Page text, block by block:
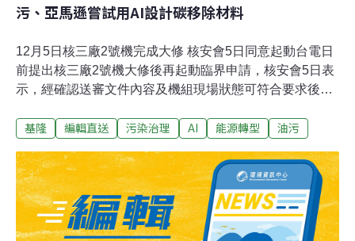
污、亞馬遜嘗試用AI設計碳移除材料
12月5日核三廠2號機完成大修 核安會5日同意起動台電日
前提出核三廠2號機大修後再起動臨界申請，核安會5日表
示，經確認送審文件內容及機組現場狀態可符合要求後，
機組臨界及併聯前相關測試，並於完成後提出併聯申請。
年吸1.5噸國立中山大學碳索實驗室攜手高市府，5日在旗
津海水浴場種下60棵耐鹽可可椰子樹，開創沙灘地吸碳先
例，未來每棵椰樹預計每年可吸收約25公斤二氧化碳，總
年吸碳量可達1500公斤。（中央社報導）
基隆 編輯直送 污染治理 AI 能源轉型 油污